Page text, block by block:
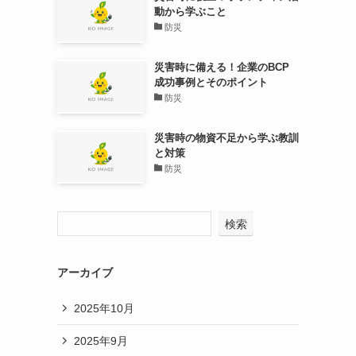
動から学ぶこと
防災
災害時に備える！企業のBCP
成功事例とそのポイント
防災
災害時の物資不足から学ぶ教訓
と対策
防災
検索
アーカイブ
2025年10月
2025年9月